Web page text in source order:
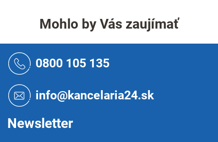
c
i
p
v
v
ý
n
i
Mohlo by Vás zaujímať
0800 105 135
info@kancelaria24.sk
Newsletter